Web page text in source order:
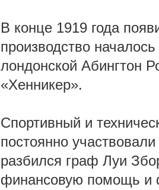
В конце 1919 года
производство
лондонской Абингтон
«Хенникер».
Спортивный и
постоянно
разбился граф Луи
финансовую помощь и